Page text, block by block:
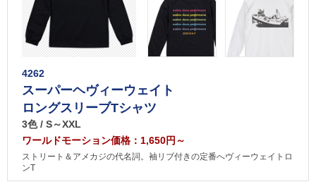
4262
スーパーヘヴィーウェイト
ロングスリーブTシャツ
3色 / S～XXL
ワールドモーション価格：1,650円～
ストリート＆アメカジの代名詞。袖リブ付きの定番へヴィーウェイトロ
ンT